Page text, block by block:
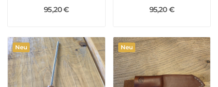
95,20 € 95,20 €
Neu Neu